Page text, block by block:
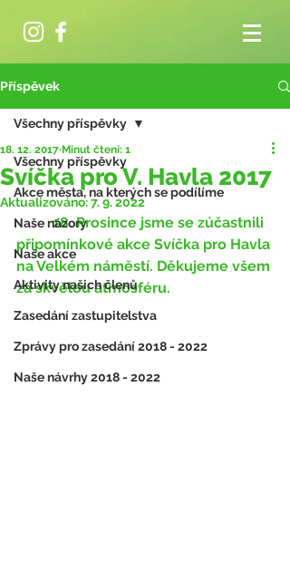
Příspěvek
Všechny příspěvky
Akce města, na kterých se podílíme
Naše názory
Naše akce
Aktivity našich členů
Zasedání zastupitelstva
Zprávy pro zasedání 2018 - 2022
Naše návrhy 2018 - 2022
Všechny příspěvky
Svíčka pro V. Havla 2017
18. 12. 2017 Minut čtení: 1
Aktualizováno:7. 9. 2022
	18. Prosince jsme se zúčastnili
připomínkové akce Svíčka pro Havla
na Velkém náměstí. Děkujeme všem
za skvělou atmosféru.